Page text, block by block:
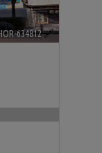
634812🔗